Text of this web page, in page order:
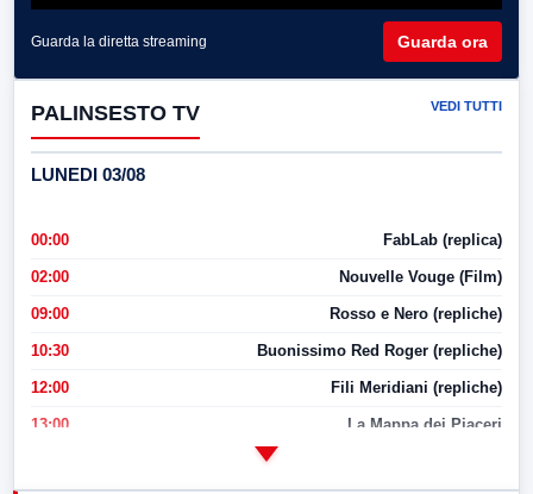
Guarda la diretta streaming Guarda ora
PALINSESTO TV VEDI TUTTI
LUNEDI 03/08
00:00 FabLab (replica)
02:00 Nouvelle Vouge (Film)
09:00 Rosso e Nero (repliche)
10:30 Buonissimo Red Roger (repliche)
12:00 Fili Meridiani (repliche)
13:00 La Mappa dei Piaceri